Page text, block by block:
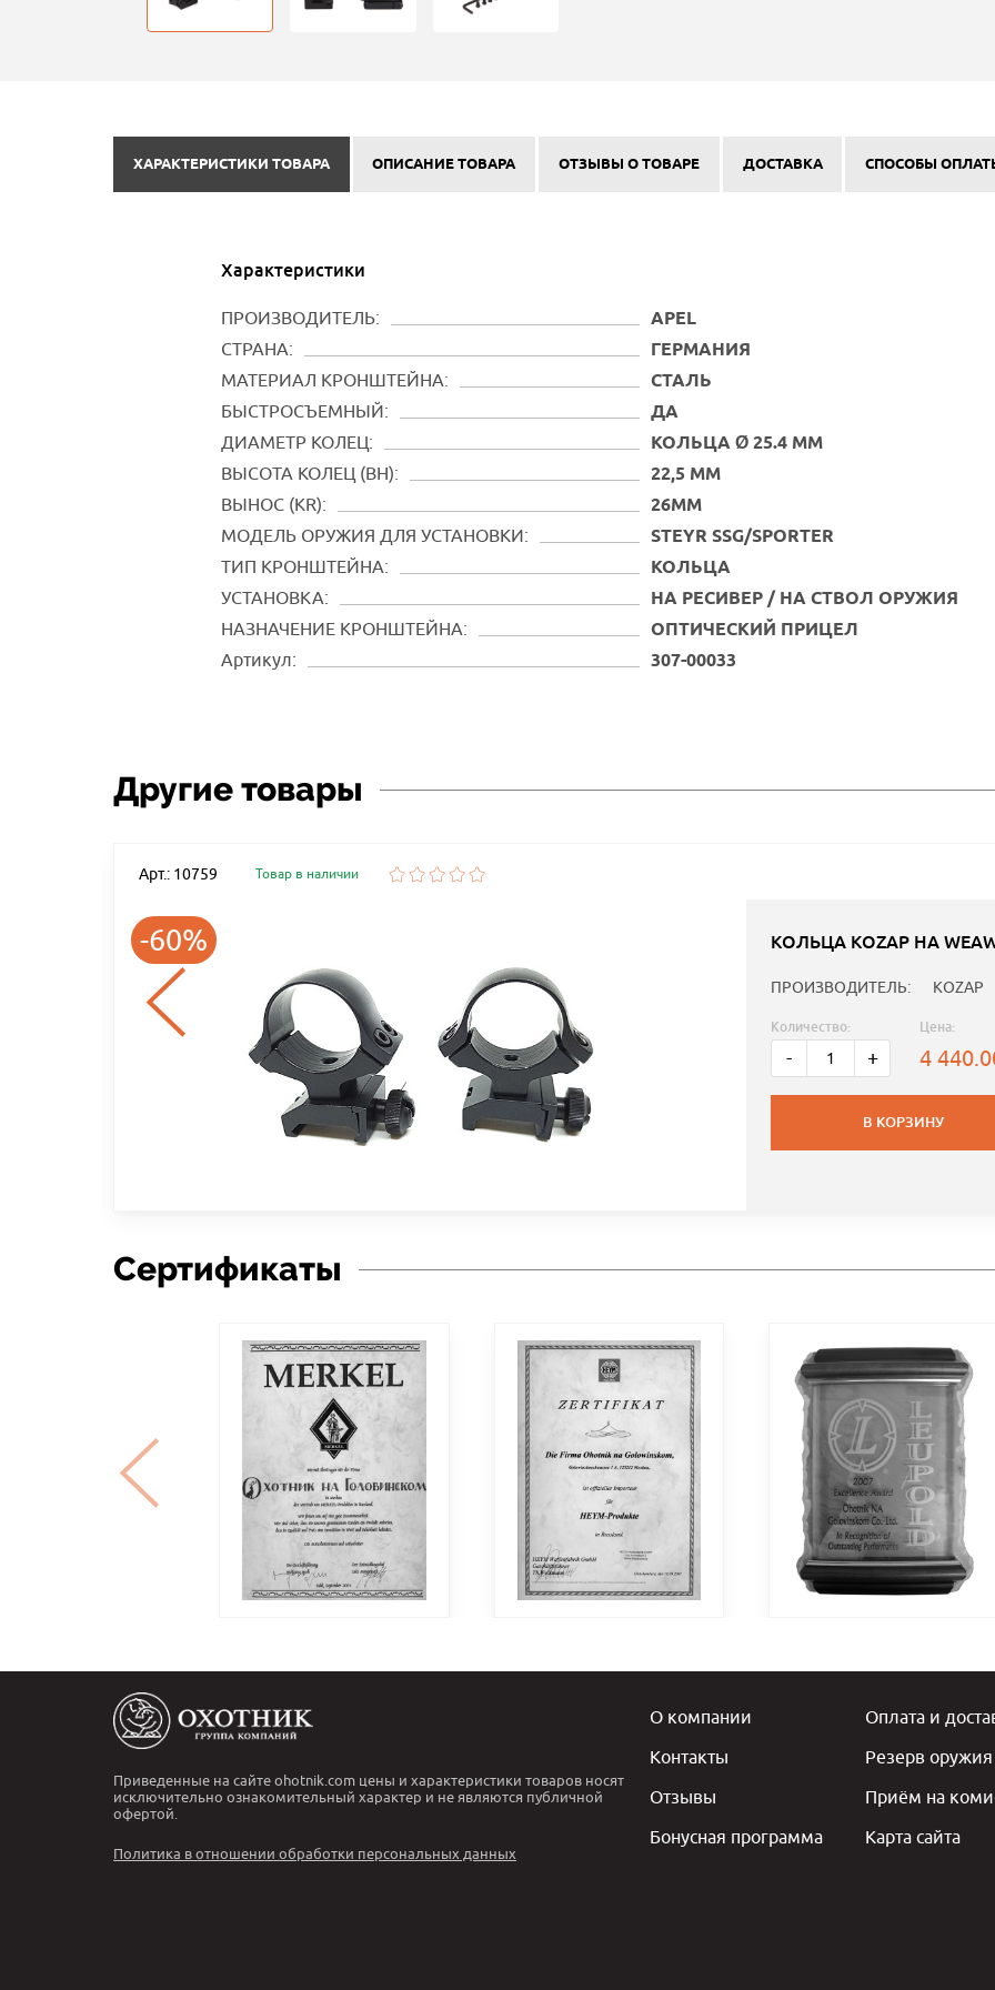
ХАРАКТЕРИСТИКИ ТОВАРА ОПИСАНИЕ ТОВАРА ОТЗЫВЫ О ТОВАРЕ ДОСТАВКА СПОСОБЫ
Характеристики
ПРОИЗВОДИТЕЛЬ: APEL
СТРАНА: ГЕРМАНИЯ
МАТЕРИАЛ КРОНШТЕЙНА: СТАЛЬ
БЫСТРОСЪЕМНЫЙ: ДА
ДИАМЕТР КОЛЕЦ: КОЛЬЦА Ø 25.4 ММ
ВЫСОТА КОЛЕЦ (BH): 22,5 ММ
ВЫНОС (KR): 26ММ
МОДЕЛЬ ОРУЖИЯ ДЛЯ УСТАНОВКИ: STEYR SSG/SPORTER
ТИП КРОНШТЕЙНА: КОЛЬЦА
УСТАНОВКА: НА РЕСИВЕР / НА СТВОЛ ОРУЖИЯ
НАЗНАЧЕНИЕ КРОНШТЕЙНА: ОПТИЧЕСКИЙ ПРИЦЕЛ
Артикул: 307-00033
Другие товары
Арт.: 10759 Товар в наличии
-60% КОЛЬЦА KOZAP НА
ПРОИЗВОДИТЕЛЬ: KOZAP
Количество:
- +
Цена:
4
В КОРЗИНУ
Сертификаты
Приведенные на сайте ohotnik.com цены и характеристики товаров носят
исключительно ознакомительный характер и не являются публичной
офертой.
Политика в отношении обработки персональных данных
О компании
Контакты
Отзывы
Бонусная программа
Оплата и
Резерв оружия
Приём на
Карта сайта